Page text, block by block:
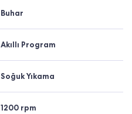
Buhar
Akıllı Program
Soğuk Yıkama
1200 rpm